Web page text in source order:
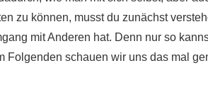
zu können, musst du zunächst
mit Anderen hat. Denn nur so
Folgenden schauen wir uns das mal